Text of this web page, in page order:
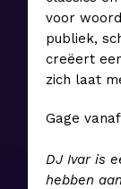
voor
publiek,
creëert
zich laat
Gage vanaf
DJ Ivar is
hebben